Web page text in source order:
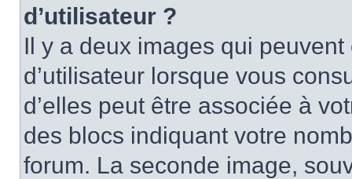
d’utilisateur ?
Il y a deux images qui
d’utilisateur lorsque vous
d’elles peut être associée à
des blocs indiquant votre
forum. La seconde image,